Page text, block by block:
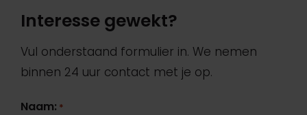
Interesse gewekt?
Vul onderstaand formulier in. We nemen
binnen 24 uur contact met je op.
Naam: *